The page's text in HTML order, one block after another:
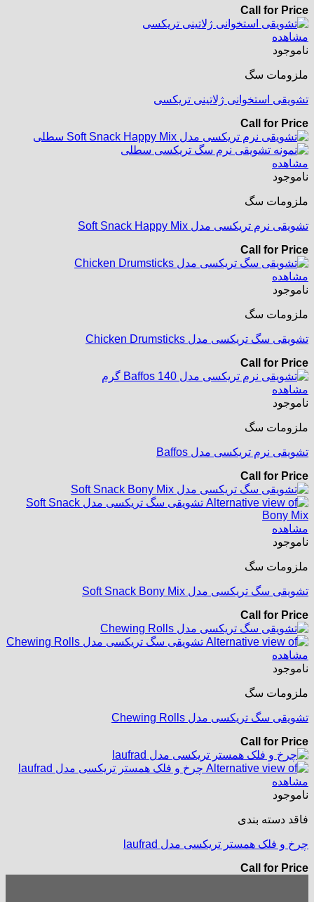
Call for Price
مشاهده
ناموجود
ملزومات سگ
تشویقی استخوانی ژلاتینی تریکسی
Call for Price
مشاهده
ناموجود
ملزومات سگ
تشویقی نرم تریکسی مدل Soft Snack Happy Mix
Call for Price
مشاهده
ناموجود
ملزومات سگ
تشویقی سگ تریکسی مدل Chicken Drumsticks
Call for Price
مشاهده
ناموجود
ملزومات سگ
تشویقی نرم تریکسی مدل Baffos
Call for Price
مشاهده
ناموجود
ملزومات سگ
تشویقی سگ تریکسی مدل Soft Snack Bony Mix
Call for Price
مشاهده
ناموجود
ملزومات سگ
تشویقی سگ تریکسی مدل Chewing Rolls
Call for Price
مشاهده
ناموجود
فاقد دسته بندی
چرخ و فلک همستر تریکسی مدل laufrad
Call for Price